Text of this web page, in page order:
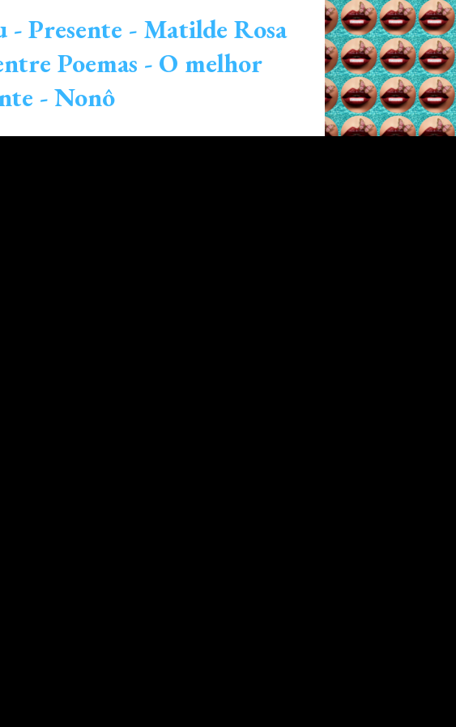
- Presente - Matilde Rosa
Poemas - O melhor
- Nonô